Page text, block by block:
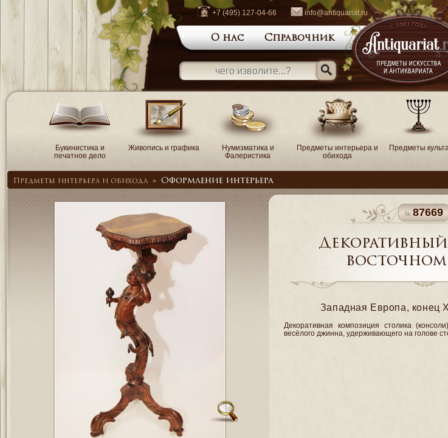
+7 (495) 127-04-66 info@antiquariat.ru
О нас Справочник
Букинистика и
печатное дело
Живопись и графика
Нумизматика и
Фалеристика
Предметы интерьера и
обихода
Предметы культа
Предметы интерьера и обихода » Оформление интерьера
87669
восточном
Западная Европа, конец
Декоративная композиция столика
весёлого джинна, удерживающего на голове